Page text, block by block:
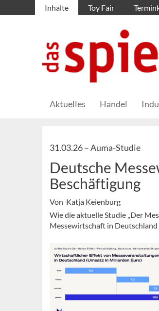
Inhalte Toy Fair
Aktuelles Handel
31.03.26 –Auma-Studie
Deutsche
Beschäftigung
Von Katja Keienburg
Wie die aktuelle Studie „Der
Messewirtschaft in